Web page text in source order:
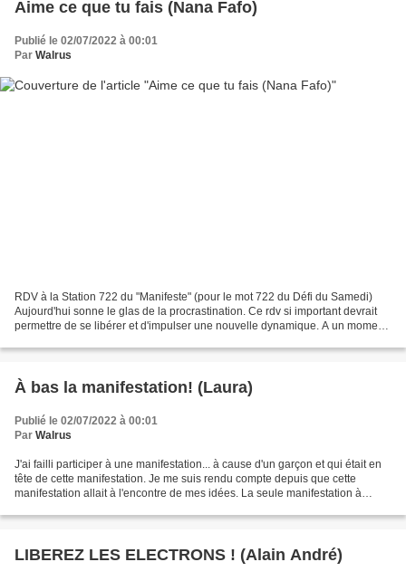
Aime ce que tu fais (Nana Fafo)
Publié le 02/07/2022 à 00:01
Par Walrus
RDV à la Station 722 du "Manifeste" (pour le mot 722 du Défi du Samedi)
Aujourd'hui sonne le glas de la procrastination. Ce rdv si important devrait
permettre de se libérer et d'impulser une nouvelle dynamique. A un moment,
À bas la manifestation! (Laura)
Publié le 02/07/2022 à 00:01
Par Walrus
J'ai failli participer à une manifestation... à cause d'un garçon et qui était en
tête de cette manifestation. Je me suis rendu compte depuis que cette
manifestation allait à l'encontre de mes idées. La seule manifestation à
LIBEREZ LES ELECTRONS ! (Alain André)